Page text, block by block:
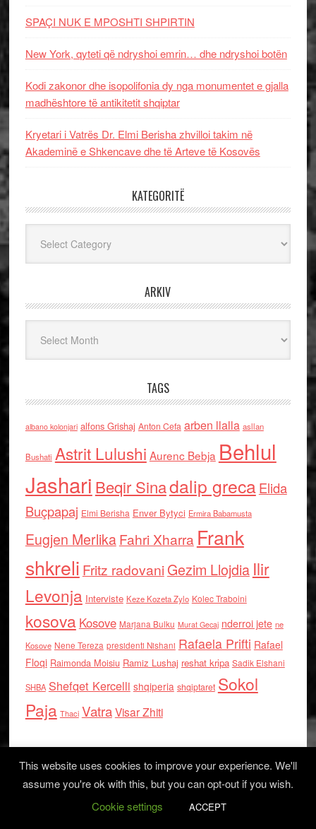
SPAÇI NUK E MPOSHTI SHPIRTIN
New York, qyteti që ndryshoi emrin… dhe ndryshoi botën
Kodi zakonor dhe isopolifonia dy nga monumentet e gjalla
madhështore të antikitetit shqiptar
Kryetari i Vatrës Dr. Elmi Berisha zhvilloi takim në
Akademinë e Shkencave dhe të Arteve të Kosovës
KATEGORITË
ARKIV
TAGS
albano kolonjari alfons Grishaj Anton Cefa arben llalla asllan
Bushati Astrit Lulushi Aurenc Bebja Behlul
Jashari Beqir Sinadalip grecaElida
Buçpapaj Elmi Berisha Enver Bytyci Ermira Babamusta
Eugjen MerlikaFahri Xharra Frank
shkreli Fritz radovaniGezim Llojdia Ilir
Levonja Interviste Keze Kozeta Zylo Kolec Traboini
kosova Kosove Marjana Bulku Murat Gecaj nderroi jete ne
Kosove Nene Tereza presidenti Nishani Rafaela Prifti Rafael
Floqi Raimonda Moisiu Ramiz Lushaj reshat kripa Sadik Elshani
SHBA Shefqet Kercelli shqiperia shqiptaret Sokol
Paja Thaci VatraVisar Zhiti
Log in
This website uses cookies to improve your experience. We'll
assume you're ok with this, but you can opt-out if you wish.
Cookie settings
ACCEPT